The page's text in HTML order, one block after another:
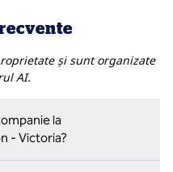
și sunt organizate
AI.
la
- Victoria?